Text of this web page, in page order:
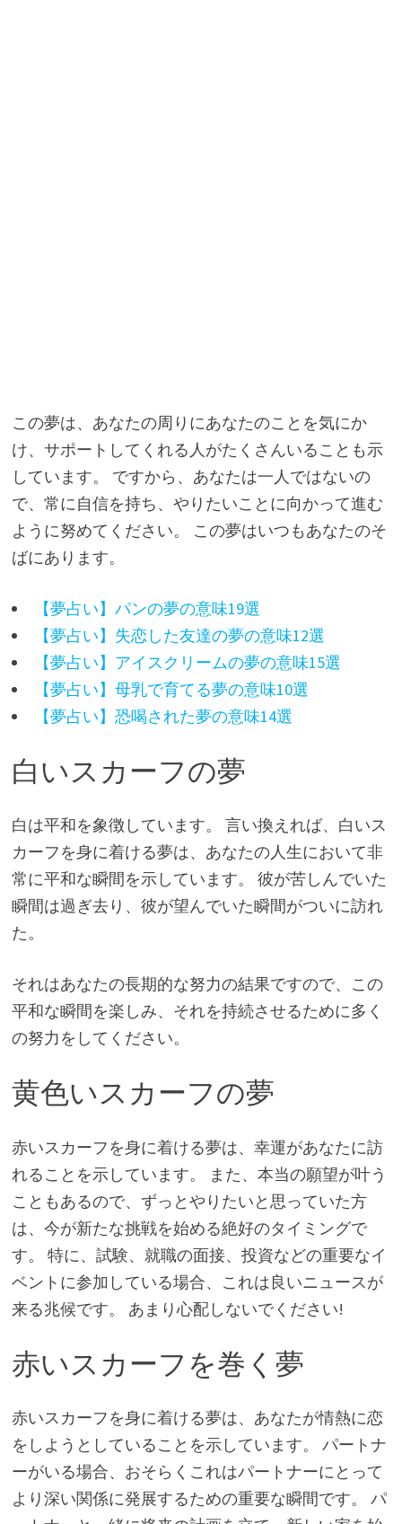
この夢は、あなたの周りにあなたのことを気にか
け、サポートしてくれる人がたくさんいることも示
しています。 ですから、あなたは一人ではないの
で、常に自信を持ち、やりたいことに向かって進む
ように努めてください。 この夢はいつもあなたのそ
ばにあります。
【夢占い】パンの夢の意味19選
【夢占い】失恋した友達の夢の意味12選
【夢占い】アイスクリームの夢の意味15選
【夢占い】母乳で育てる夢の意味10選
【夢占い】恐喝された夢の意味14選
白いスカーフの夢
白は平和を象徴しています。 言い換えれば、白いス
カーフを身に着ける夢は、あなたの人生において非
常に平和な瞬間を示しています。 彼が苦しんでいた
瞬間は過ぎ去り、彼が望んでいた瞬間がついに訪れ
た。
それはあなたの長期的な努力の結果ですので、この
平和な瞬間を楽しみ、それを持続させるために多く
の努力をしてください。
黄色いスカーフの夢
赤いスカーフを身に着ける夢は、幸運があなたに訪
れることを示しています。 また、本当の願望が叶う
こともあるので、ずっとやりたいと思っていた方
は、今が新たな挑戦を始める絶好のタイミングで
す。 特に、試験、就職の面接、投資などの重要なイ
ベントに参加している場合、これは良いニュースが
来る兆候です。 あまり心配しないでください!
赤いスカーフを巻く夢
赤いスカーフを身に着ける夢は、あなたが情熱に恋
をしようとしていることを示しています。 パートナ
ーがいる場合、おそらくこれはパートナーにとって
より深い関係に発展するための重要な瞬間です。 パ